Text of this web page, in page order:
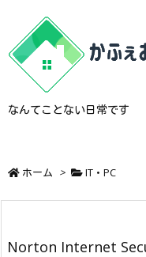
なんてことない日常です
ホーム > IT・PC
Norton Internet